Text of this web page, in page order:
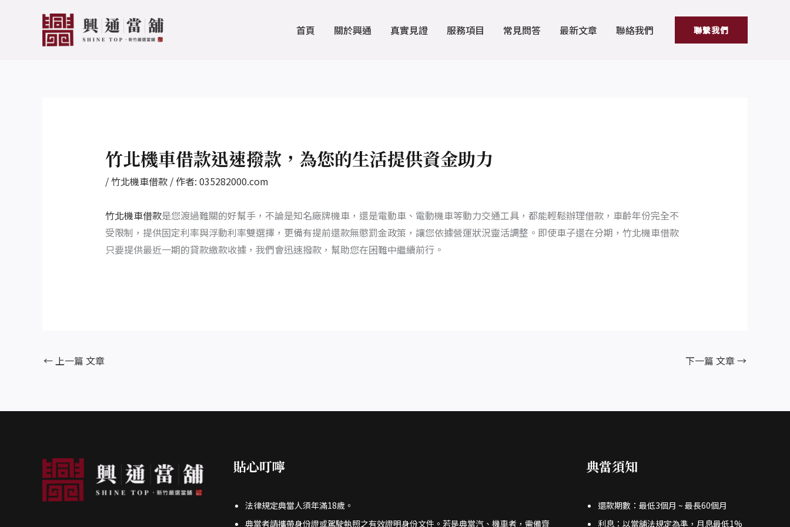
首頁 關於興通 真實見證 服務項目 常見問答 最新文章 聯絡我們 聯繫我們
竹北機車借款迅速撥款，為您的生活提供資金助力
/竹北機車借款/ 作者: 035282000.com
竹北機車借款是您渡過難關的好幫手，不論是知名廠牌機車，還是電動車、電動機車等動力交通工具，都能輕鬆辦理借款，車齡年份完全不
受限制，提供固定利率與浮動利率雙選擇，更備有提前還款無懲罰金政策，讓您依據營運狀況靈活調整。即使車子還在分期，竹北機車借款
只要提供最近一期的貸款繳款收據，我們會迅速撥款，幫助您在困難中繼續前行。
navigation
←上一篇 文章 下一篇 文章→
貼心叮嚀
法律規定典當人須年滿18歲。
典當者請攜帶身份證或駕駛執照之有效證明身份文件。若是典當汽、機車者，需備齊
典當須知
還款期數：最低3個月 ~ 最長60個月
利息：以當舖法規定為準，月息最低1%